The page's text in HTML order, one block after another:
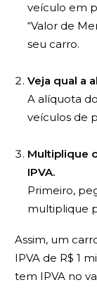
veículo em
“Valor de
seu carro.
Veja qual a
A alíquota
veículos de
Multiplique
IPVA.
Primeiro,
multiplique
Assim, um
IPVA de R$ 1
tem IPVA no